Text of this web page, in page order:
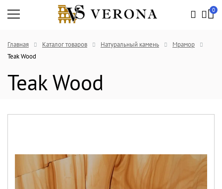
0
Главная Каталог товаров Натуральный камень
Мрамор
Teak Wood
Teak Wood